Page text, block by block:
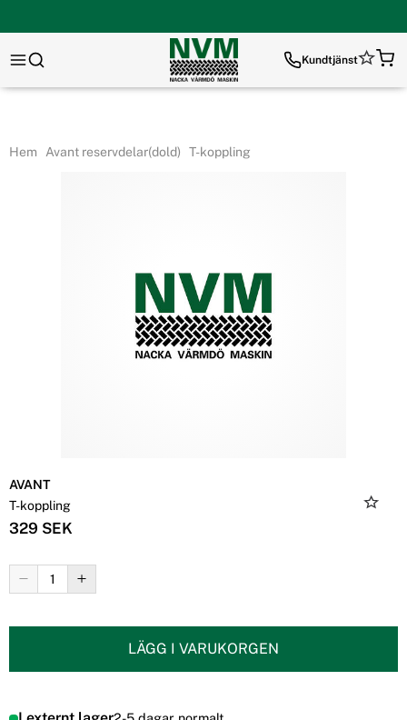
Kundtjänst
Hem Avant reservdelar(dold) T-koppling
AVANT
T-koppling
329 SEK
LÄGG I VARUKORGEN